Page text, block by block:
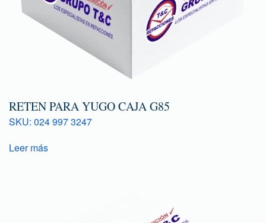
RETEN PARA YUGO CAJA G85
SKU: 024 997 3247
Leer más